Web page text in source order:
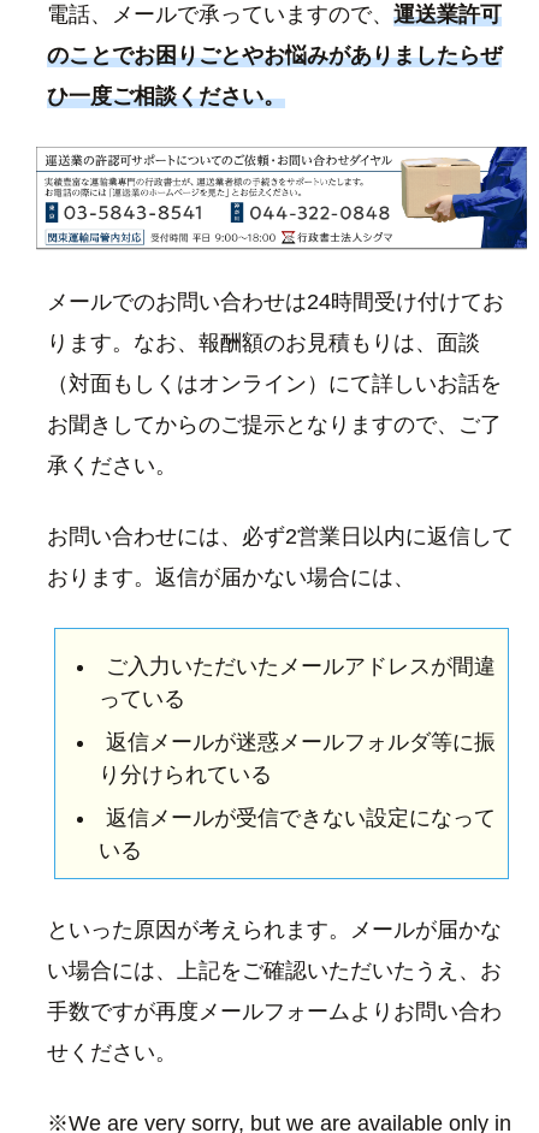
電話、メールで承っていますので、 運送業許可
のことでお困りごとやお悩みがありましたらぜ
ひ一度ご相談ください。
メールでのお問い合わせは24時間受け付けてお
ります。なお、報酬額のお見積もりは、面談
（対面もしくはオンライン）にて詳しいお話を
お聞きしてからのご提示となりますので、ご了
承ください。
お問い合わせには、必ず2営業日以内に返信して
おります。返信が届かない場合には、
ご入力いただいたメールアドレスが間違
っている
返信メールが迷惑メールフォルダ等に振
り分けられている
返信メールが受信できない設定になって
いる
といった原因が考えられます。メールが届かな
い場合には、上記をご確認いただいたうえ、お
手数ですが再度メールフォームよりお問い合わ
せください。
※We are very sorry, but we are available only in